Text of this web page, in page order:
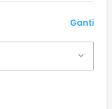
Ganti